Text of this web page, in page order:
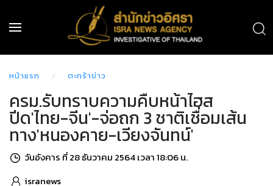
หน้าแรก ตะกร้าข่าว
ครม.รับทราบความคืบหน้าไฮส
ปีด'ไทย-จีน'-จ่อถก 3 ชาติเชื่อมเส้น
ทาง'หนองคาย-เวียงจันทน์'
วันอังคาร ที่ 28 ธันวาคม 2564 เวลา 18:06 น.
isranews